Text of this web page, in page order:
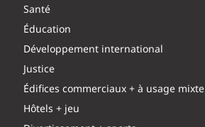
Santé
Éducation
Développement international
Justice
Édifices commerciaux + à usage mixte
Hôtels + jeu